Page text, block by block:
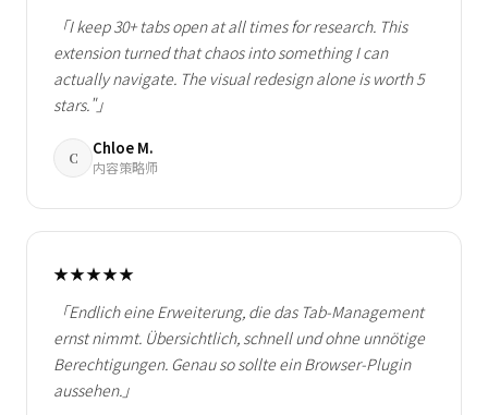
「I keep 30+ tabs open at all times for research. This
extension turned that chaos into something I can
actually navigate. The visual redesign alone is worth 5
stars."」
C Chloe M.
内容策略师
★★★★★
「Endlich eine Erweiterung, die das Tab-Management
ernst nimmt. Übersichtlich, schnell und ohne unnötige
Berechtigungen. Genau so sollte ein Browser-Plugin
aussehen.」